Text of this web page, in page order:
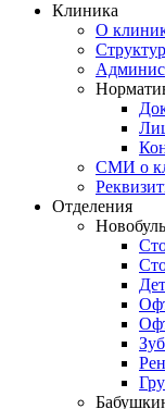
Клиника
О
СМИ о
Отделения